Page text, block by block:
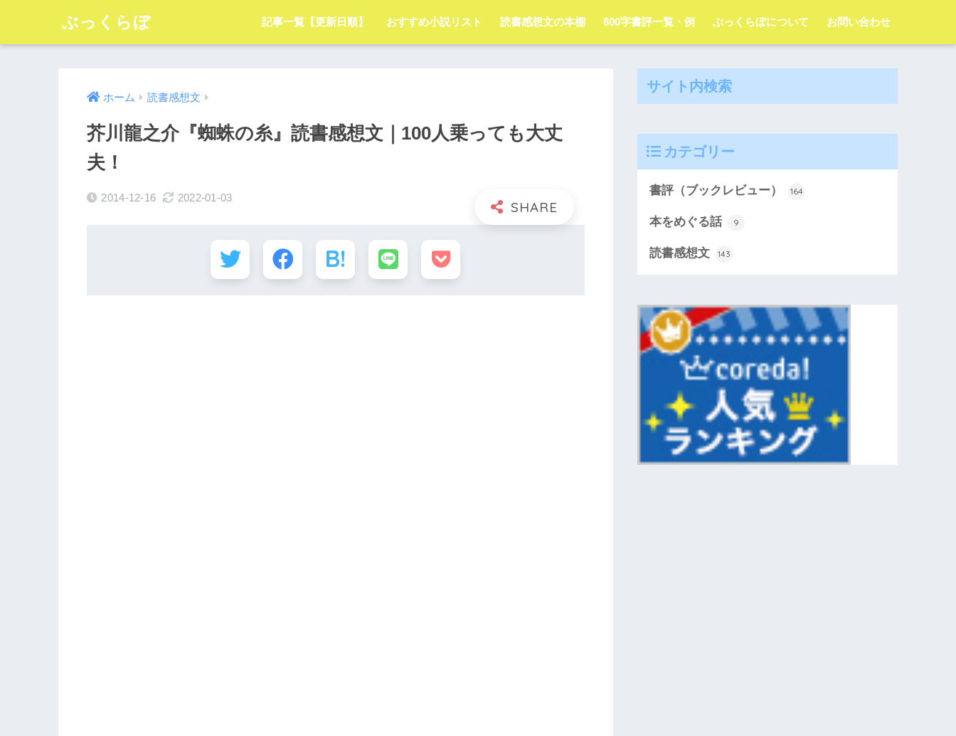
ぶっくらぼ 記事一覧【更新日順】 おすすめ小説リスト 読書感想文の本棚 800字書評一覧・例 ぶっくらぼについて お問い合わせ
ホーム 読書感想文
芥川龍之介『蜘蛛の糸』読書感想文｜100人乗っても大丈
夫！
2014-12-16 2022-01-03
サイト内検索
カテゴリー
書評（ブックレビュー） 164
本をめぐる話 9
読書感想文 143